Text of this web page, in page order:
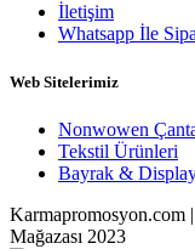
İletişim
Whatsapp İle
Web Sitelerimiz
Nonwowen
Tekstil Ürünleri
Bayrak &
Karmapromosyon.com
Mağazası 2023